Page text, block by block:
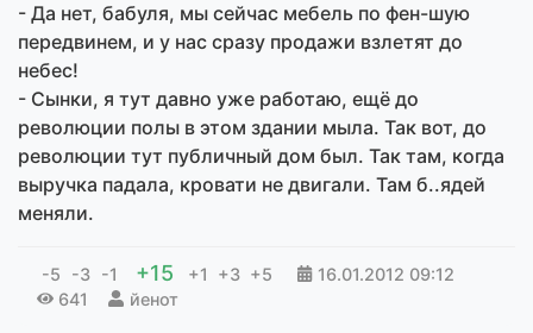
- Да нет, бабуля, мы сейчас мебель по фен-шую
передвинем, и у нас сразу продажи взлетят до
небес!
- Сынки, я тут давно уже работаю, ещё до
революции полы в этом здании мыла. Так вот, до
революции тут публичный дом был. Так там, когда
выручка падала, кровати не двигали. Там б..ядей
меняли.
-5 -3 -1 +15 +1 +3 +5 16.01.2012 09:12
641
йенот